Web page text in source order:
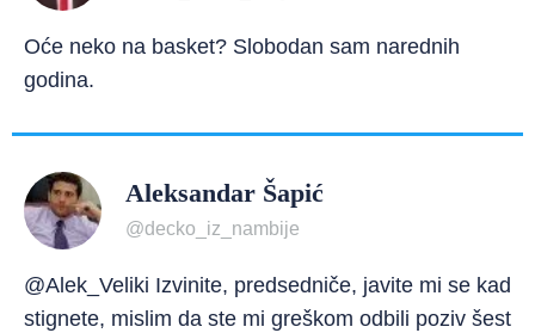
Oće neko na basket? Slobodan sam narednih
godina.
Aleksandar Šapić
@decko_iz_nambije
@Alek_Veliki Izvinite, predsedniče, javite mi se kad
stignete, mislim da ste mi greškom odbili poziv šest